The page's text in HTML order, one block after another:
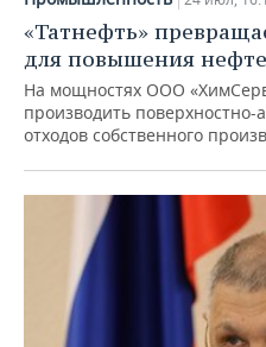
«Татнефть»
для повышения
На мощностях ООО
производить
отходов собственного